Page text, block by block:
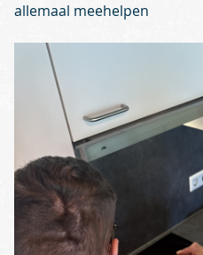
allemaal meehelpen